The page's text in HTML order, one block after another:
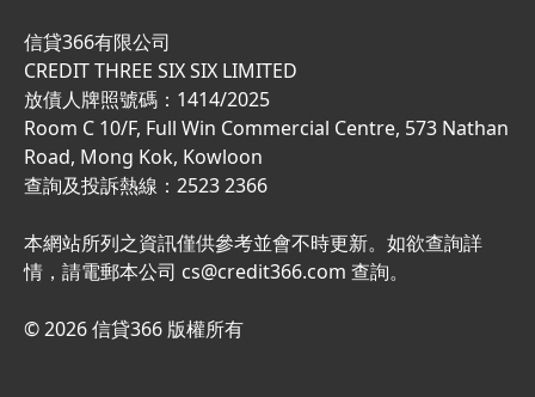
信貸366有限公司
CREDIT THREE SIX SIX LIMITED
放債人牌照號碼：1414/2025
Room C 10/F, Full Win Commercial Centre, 573 Nathan
Road, Mong Kok, Kowloon
查詢及投訴熱線：2523 2366
本網站所列之資訊僅供參考並會不時更新。如欲查詢詳
情，請電郵本公司 cs@credit366.com 查詢。
© 2026 信貸366 版權所有